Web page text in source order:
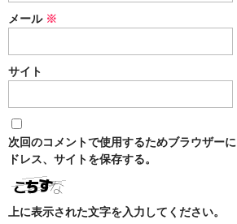
メール ※
サイト
次回のコメントで使用するためブラウザー
ドレス、サイトを保存する。
上に表示された文字を入力してください。